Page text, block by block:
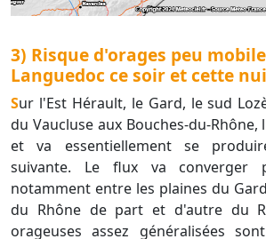
3) Risque d'orages peu
Languedoc ce soir et cette
Sur l'Est Hérault, le Gard, le sud Lozère et encore plus
du Vaucluse aux Bouches-du-
et va essentiellement se
suivante. Le flux va converger
notamment entre les plaines du
du Rhône de part et d'autre du
orageuses assez généralisées